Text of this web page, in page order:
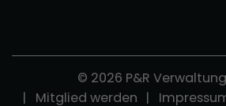
© 2026 P&R
Mitglied werden